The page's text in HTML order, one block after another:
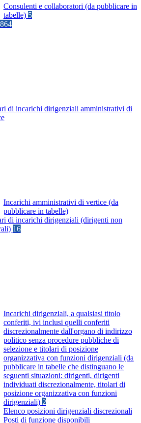
Consulenti e collaboratori (da pubblicare in
tabelle) 5
di incarichi dirigenziali amministrativi di
Incarichi amministrativi di vertice (da
pubblicare in tabelle)
di incarichi dirigenziali (dirigenti non
16
Incarichi dirigenziali, a qualsiasi titolo
conferiti, ivi inclusi quelli conferiti
discrezionalmente dall'organo di indirizzo
politico senza procedure pubbliche di
selezione e titolari di posizione
organizzativa con funzioni dirigenziali (da
pubblicare in tabelle che distinguano le
seguenti situazioni: dirigenti, dirigenti
individuati discrezionalmente, titolari di
posizione organizzativa con funzioni
dirigenziali) 2
Elenco posizioni dirigenziali discrezionali
Posti di funzione disponibili